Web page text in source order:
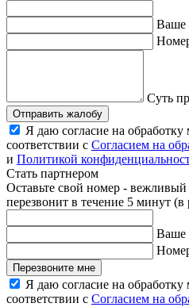
Ваше
Суть
Отправить жалобу
Я даю согласие на
соответствии с Согласием на
и Политикой
Стать партнером
Оставьте свой номер -
перезвонит в течение 5 минут (в
Ваше
Перезвоните мне
Я даю согласие на
соответствии с Согласием на